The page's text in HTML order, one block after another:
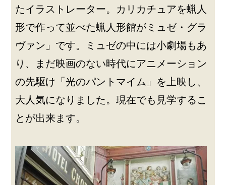
たイラストレーター。カリカチュアを蝋人
形で作って並べた蝋人形館がミュゼ・グラ
ヴァン」です。ミュゼの中には小劇場もあ
り、まだ映画のない時代にアニメーション
の先駆け「光のパントマイム」を上映し、
大人気になりました。現在でも見学するこ
とが出来ます。